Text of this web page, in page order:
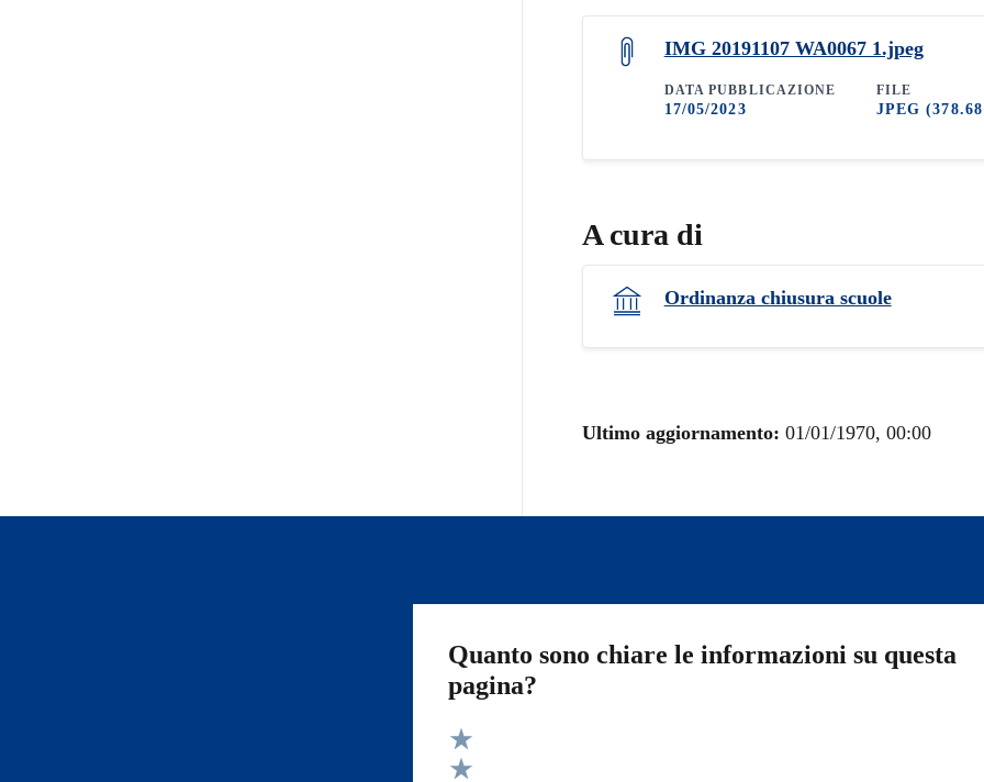
IMG 20191107 WA0067 1.jpeg
DATA PUBBLICAZIONE
17/05/2023
FILE
JPEG
A cura di
Ordinanza chiusura scuole
Ultimo aggiornamento: 01/01/1970, 00:00
Quanto sono chiare le informazioni su questa
pagina?
Valuta 5 stelle su 5